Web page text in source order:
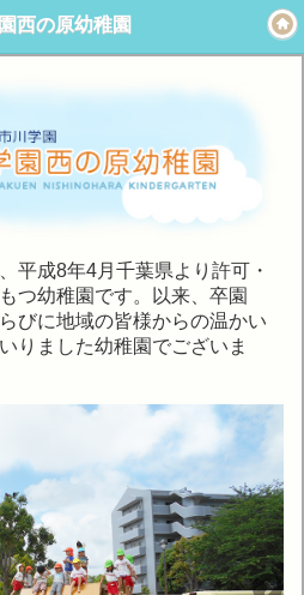
西の原幼稚園
平成8年4月千葉県より許可・
つ幼稚園です。以来、卒園
びに地域の皆様からの温かい
りました幼稚園でございま